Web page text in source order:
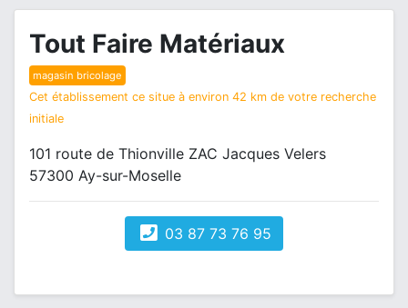
Tout Faire Matériaux
magasin bricolage
Cet établissement ce situe à environ 42 km de votre recherche
initiale
101 route de Thionville ZAC Jacques Velers
57300 Ay-sur-Moselle
03 87 73 76 95